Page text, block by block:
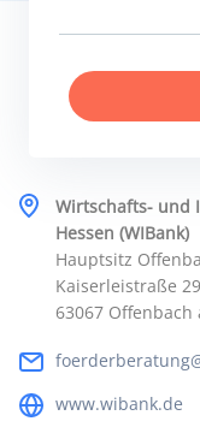
Wirtschafts- und
Hessen (WIBank)
Hauptsitz
Kaiserleistraße
63067 Offenbach
www.wibank.de